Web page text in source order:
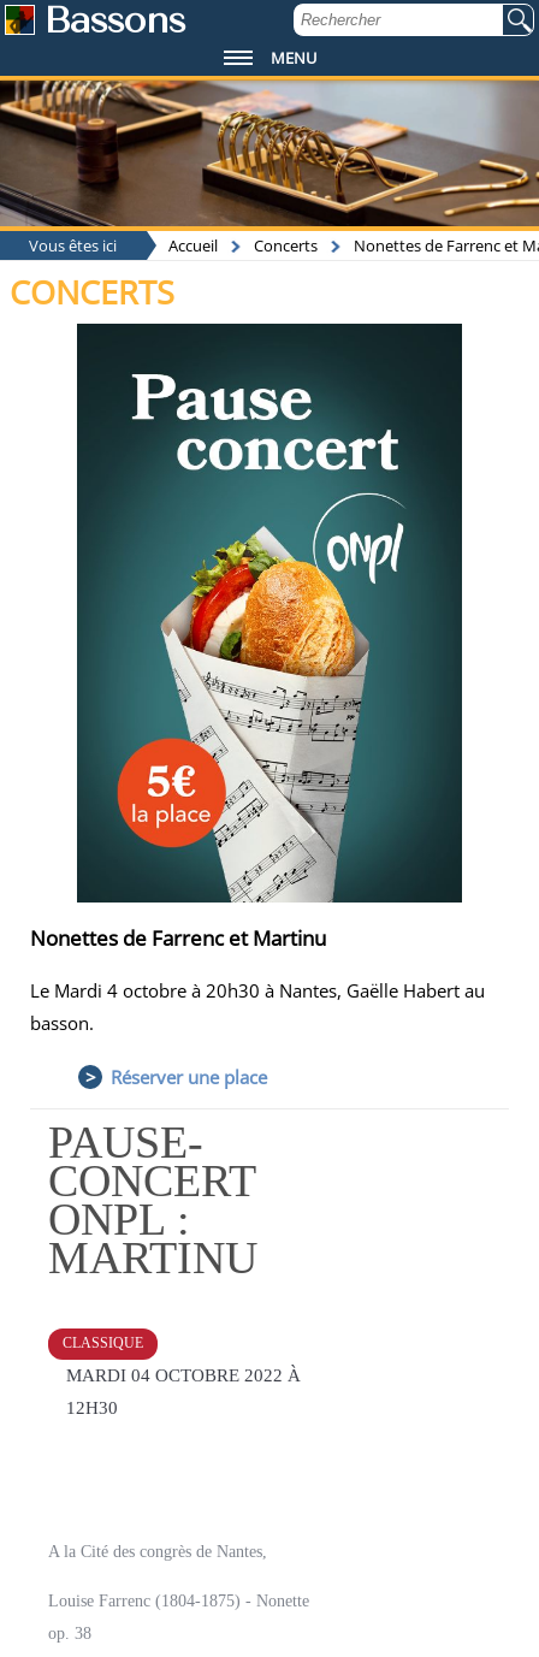
Bassons
MENU
Vous êtes ici Accueil Concerts Nonettes de Farrenc et
CONCERTS
Nonettes de Farrenc et Martinu
Le Mardi 4 octobre à 20h30 à Nantes, Gaëlle Habert au
basson.
> Réserver une place
PAUSE-
CONCERT
ONPL :
MARTINU
CLASSIQUE
MARDI 04 OCTOBRE 2022 À
12H30
A la Cité des congrès de Nantes,
Louise Farrenc (1804-1875) - Nonette
op. 38